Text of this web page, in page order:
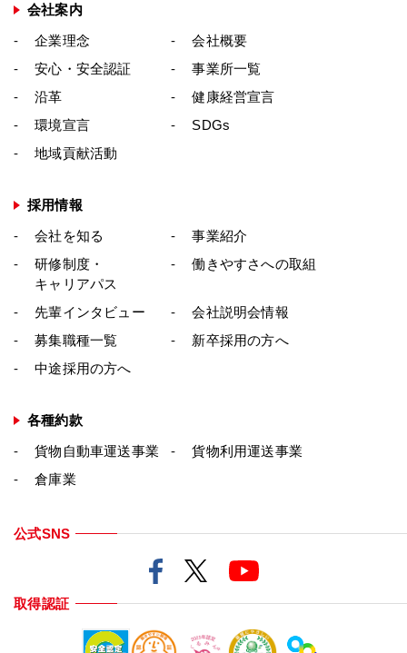
会社案内
企業理念
会社概要
安心・安全認証
事業所一覧
沿革
健康経営宣言
環境宣言
SDGs
地域貢献活動
採用情報
会社を知る
事業紹介
研修制度・
キャリアパス
働きやすさへの取組
先輩インタビュー
会社説明会情報
募集職種一覧
新卒採用の方へ
中途採用の方へ
各種約款
貨物自動車運送事業
貨物利用運送事業
倉庫業
公式SNS
取得認証